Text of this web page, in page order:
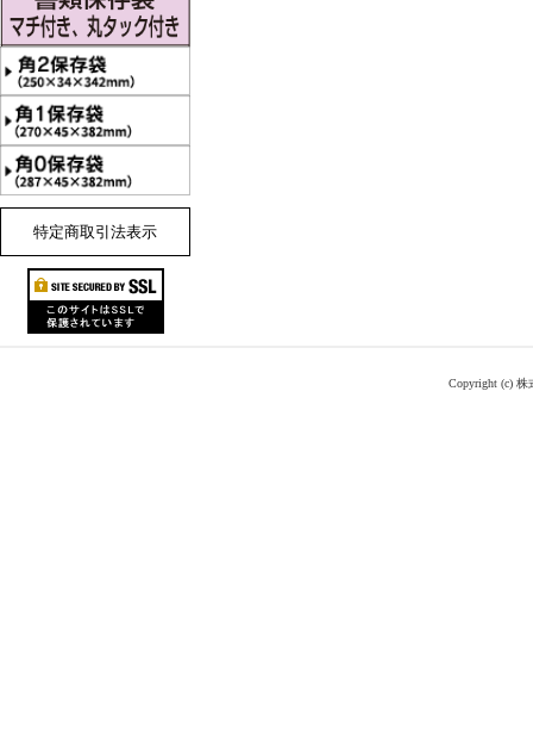
特定商取引法表示
Copyright (c)